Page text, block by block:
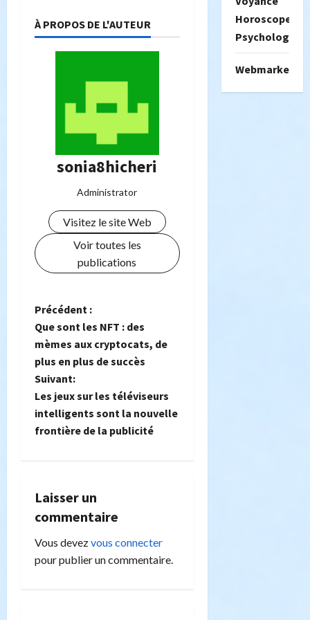
À PROPOS DE L'AUTEUR
sonia8hicheri
Administrator
Visitez le site Web
Voir toutes les
publications
N
a
v
i
g
t
i
o
Précédent :
Que sont les NFT : des
mèmes aux cryptocats, de
plus en plus de succès
Suivant:
Les jeux sur les téléviseurs
intelligents sont la nouvelle
frontière de la publicité
Laisser un
commentaire
Vous devezvous connecter
pour publier un commentaire.
Horoscope
Psychologie
Webmarketing